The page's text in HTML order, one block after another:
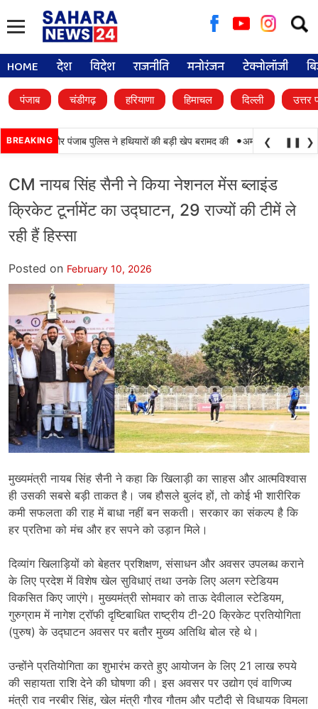
for:
HOME देश विदेश राजनीति मनोरंजन टेक्नोलॉजी
पंजाब चंडीगढ़ हरियाणा हिमाचल दिल्ली उत्तर
BREAKING
BSF और पंजाब पुलिस ने हथियारों की बड़ी खेप बरामद की • अमन अरोड़ा ने
❮ ❚❚ ❯
CM नायब सिंह सैनी ने किया नेशनल मेंस ब्लाइंड
क्रिकेट टूर्नामेंट का उद्घाटन, 29 राज्यों की टीमें ले
रही हैं हिस्सा
Posted on February 10, 2026
मुख्यमंत्री नायब सिंह सैनी ने कहा कि खिलाड़ी का साहस और आत्मविश्वास
ही उसकी सबसे बड़ी ताकत है। जब हौसले बुलंद हों, तो कोई भी शारीरिक
कमी सफलता की राह में बाधा नहीं बन सकती। सरकार का संकल्प है कि
हर प्रतिभा को मंच और हर सपने को उड़ान मिले।
दिव्यांग खिलाड़ियों को बेहतर प्रशिक्षण, संसाधन और अवसर उपलब्ध कराने
के लिए प्रदेश में विशेष खेल सुविधाएं तथा उनके लिए अलग स्टेडियम
विकसित किए जाएंगे। मुख्यमंत्री सोमवार को ताऊ देवीलाल स्टेडियम,
गुरुग्राम में नागेश ट्रॉफी दृष्टिबाधित राष्ट्रीय टी-20 क्रिकेट प्रतियोगिता
(पुरुष) के उद्घाटन अवसर पर बतौर मुख्य अतिथि बोल रहे थे।
उन्होंने प्रतियोगिता का शुभारंभ करते हुए आयोजन के लिए 21 लाख रुपये
की सहायता राशि देने की घोषणा की। इस अवसर पर उद्योग एवं वाणिज्य
मंत्री राव नरबीर सिंह, खेल मंत्री गौरव गौतम और पटौदी से विधायक विमला